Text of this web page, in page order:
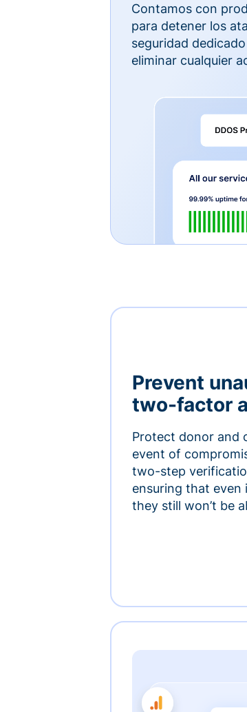
Contamos con
para detener los
seguridad
eliminar cualquier
Prevent
two-factor
Protect donor and
event of
two-step
ensuring that even
they still won’t be